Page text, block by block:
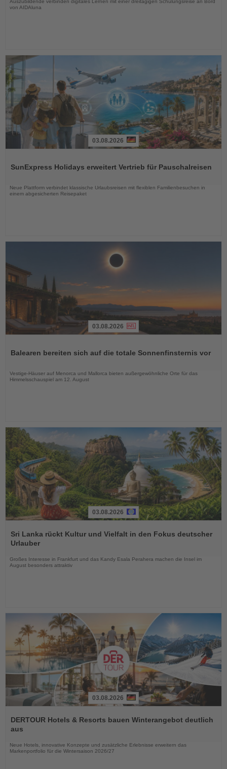
Auszubildende verbinden digitales Lernen mit einer dreitägigen Schulungsreise an Bord
von AIDAluna
die
03.08.2026
SunExpress Holidays erweitert Vertrieb für Pauschalreisen
Neue Plattform verbindet klassische Urlaubsreisen mit flexiblen Familienbesuchen in
einem abgesicherten Reisepaket
die
03.08.2026
Balearen bereiten sich auf die totale Sonnenfinsternis vor
Vestige-Häuser auf Menorca und Mallorca bieten außergewöhnliche Orte für das
Himmelsschauspiel am 12. August
Sie
die
03.08.2026
Sri Lanka rückt Kultur und Vielfalt in den Fokus deutscher
Urlauber
Großes Interesse in Frankfurt und das Kandy Esala Perahera machen die Insel im
August besonders attraktiv
Sie
die
03.08.2026
DERTOUR Hotels & Resorts bauen Winterangebot deutlich
aus
Neue Hotels, innovative Konzepte und zusätzliche Erlebnisse erweitern das
Markenportfolio für die Wintersaison 2026/27